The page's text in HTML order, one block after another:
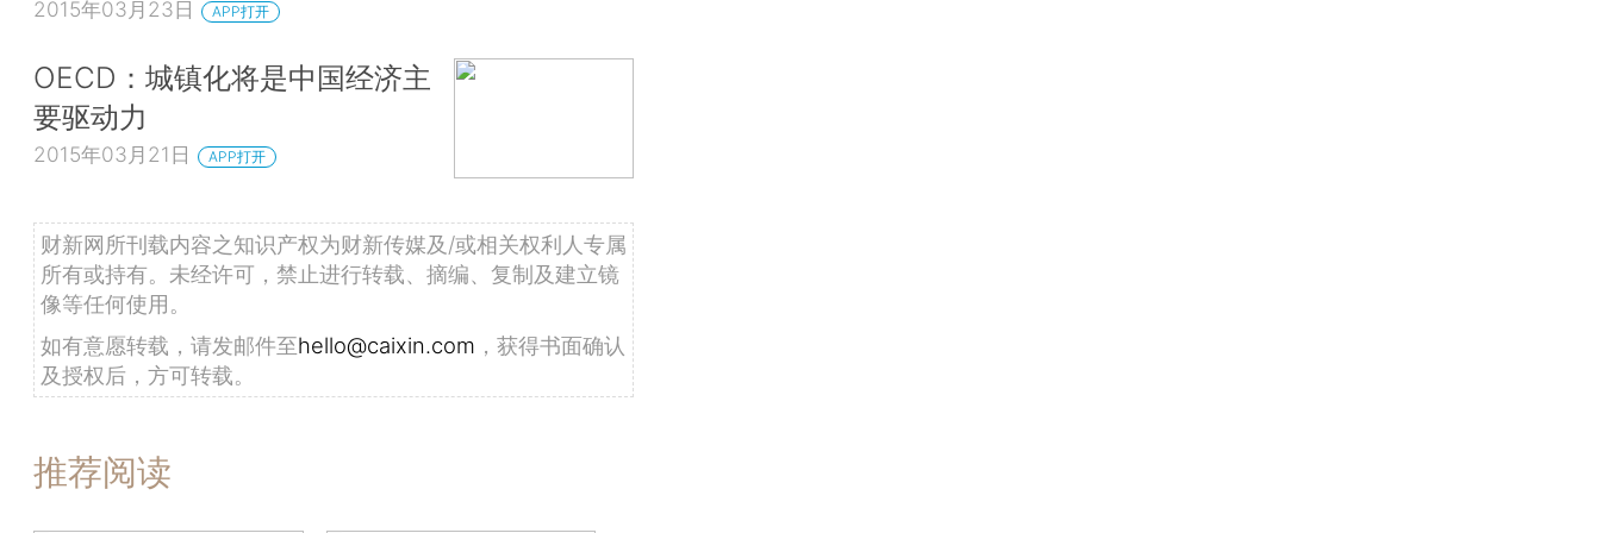
2015年03月23日 APP打开
OECD：城镇化将是中国经济主
要驱动力
2015年03月21日 APP打开
财新网所刊载内容之知识产权为财新传媒及/或相关权利人专属
所有或持有。未经许可，禁止进行转载、摘编、复制及建立镜
像等任何使用。
如有意愿转载，请发邮件至hello@caixin.com ，获得书面确认
及授权后，方可转载。
推荐阅读